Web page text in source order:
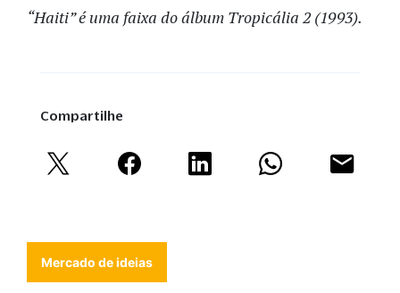
“Haiti” é uma faixa do álbum Tropicália 2 (1993).
Compartilhe
Mercado de ideias